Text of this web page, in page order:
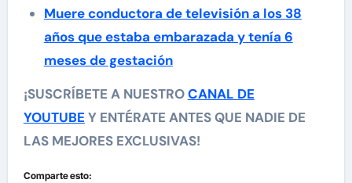
Muere conductora de televisión a los 38
años que estaba embarazada y tenía 6
meses de gestación
¡SUSCRÍBETE A NUESTROCANAL DE
YOUTUBE Y ENTÉRATE ANTES QUE NADIE DE
LAS MEJORES EXCLUSIVAS!
Comparte esto: